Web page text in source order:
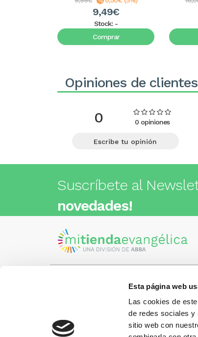
Esta página web
Las cookies de
de redes sociales y
sitio web con
9,49€
Stock: -
Comprar
Opiniones de clientes
0 0 opiniones
Escribe tu opinión
Suscríbete al
novedades!
Visita nuestra tienda
Metro: ¿Cómo llegar?
• Encants (L2) - a 1 calle
• Glòries (L1) - a 3 calles
• Sagrada Familia (L2, L5) - a 6